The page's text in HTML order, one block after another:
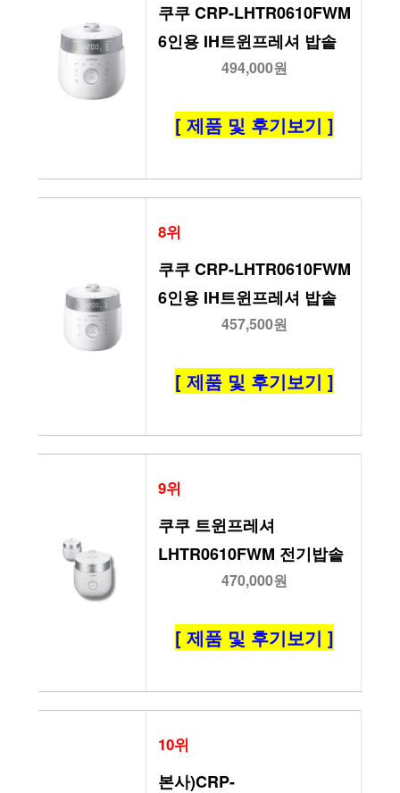
쿠쿠 CRP-LHTR0610FWM
6인용 IH트윈프레셔 밥솥
494,000원
[ 제품 및 후기보기 ]
8위
쿠쿠 CRP-LHTR0610FWM
6인용 IH트윈프레셔 밥솥
457,500원
[ 제품 및 후기보기 ]
9위
쿠쿠 트윈프레셔
LHTR0610FWM 전기밥솥
470,000원
[ 제품 및 후기보기 ]
10위
본사)CRP-